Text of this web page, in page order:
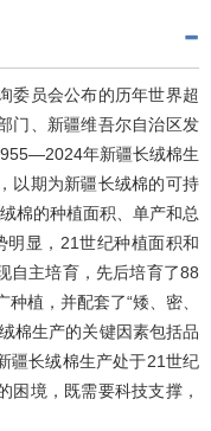
委员会公布的历年世界超
门、新疆维吾尔自治区发
年新疆长绒棉生
以期为新疆长绒棉的可持
棉的种植面积、单产和总
显，21世纪种植面积和
自主培育，先后培育了88
植，并配套了“矮、密、
棉生产的关键因素包括品
疆长绒棉生产处于21世纪
困境，既需要科技支撑，